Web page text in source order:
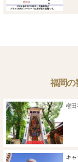
福岡の
櫛田
キ